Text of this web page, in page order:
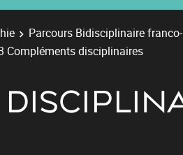
Parcours Bidisciplinaire
Compléments disciplinaires